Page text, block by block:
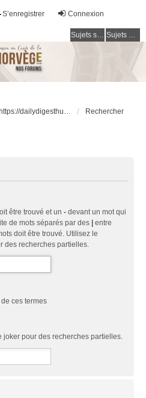
Connexion
S’enregistrer
Sujets sans réponse Sujets actifs
https://dailydigesthub.com Rechercher
être trouvé et un - devant un mot qui
de mots séparés par des
entre
doit être trouvé. Utilisez le
des recherches partielles.
ces termes
joker pour des recherches partielles.